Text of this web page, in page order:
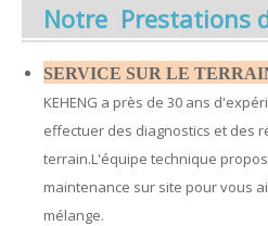
Notre Prestations
SERVICE SUR LE
KEHENG a près de 30 ans
effectuer des diagnostics et des
terrain.L'équipe technique
maintenance sur site pour vous
mélange.